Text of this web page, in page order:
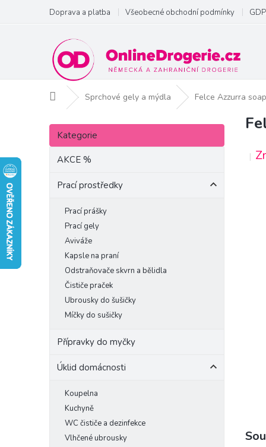
obsah
Doprava a platba Všeobecné obchodní podmínky
Domů Sprchové gely a mýdla Felce Azzurra
P
s
Přeskočit
kategorie
Kategorie
AKCE %
Prací prostředky
Prací prášky
Prací gely
Aviváže
Kapsle na praní
Odstraňovače skvrn a bělidla
Čističe praček
Ubrousky do šušičky
Míčky do sušičky
Přípravky do myčky
Úklid domácnosti
Koupelna
Kuchyně
WC čističe a dezinfekce
Vlhčené ubrousky